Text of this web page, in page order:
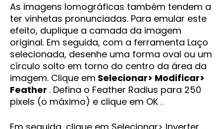
As imagens lomográficas também tendem a
ter vinhetas pronunciadas. Para emular este
efeito, duplique a camada da imagem
original. Em seguida, com a ferramenta Laço
selecionada, desenhe uma forma oval ou um
círculo solto em torno do centro da área da
imagem. Clique em Selecionar> Modificar>
Feather . Defina o Feather Radius para 250
pixels (o máximo) e clique em OK .